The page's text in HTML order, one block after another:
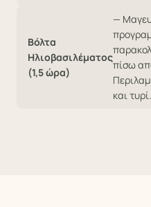
Βόλτα
Ηλιοβασιλέματος
(1,5 ώρα)
—
πίσω
και τυρί.